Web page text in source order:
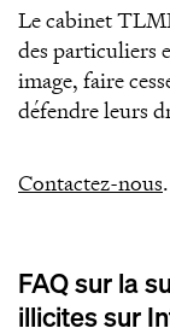
Le cabinet
des particuliers
image, faire
défendre leurs
Contactez-nous.
FAQ sur la
illicites sur